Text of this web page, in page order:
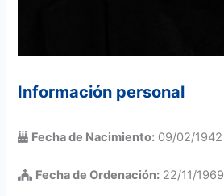
Información personal
Fecha de Nacimiento: 09/02/1942
Fecha de Ordenación: 22/11/1969